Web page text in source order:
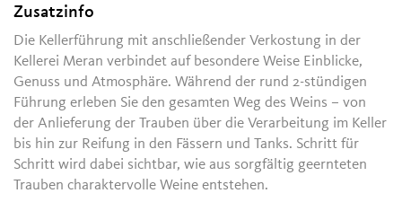
Zusatzinfo
Die Kellerführung mit anschließender Verkostung in der
Kellerei Meran verbindet auf besondere Weise Einblicke,
Genuss und Atmosphäre. Während der rund 2-stündigen
Führung erleben Sie den gesamten Weg des Weins – von
der Anlieferung der Trauben über die Verarbeitung im Keller
bis hin zur Reifung in den Fässern und Tanks. Schritt für
Schritt wird dabei sichtbar, wie aus sorgfältig geernteten
Trauben charaktervolle Weine entstehen.